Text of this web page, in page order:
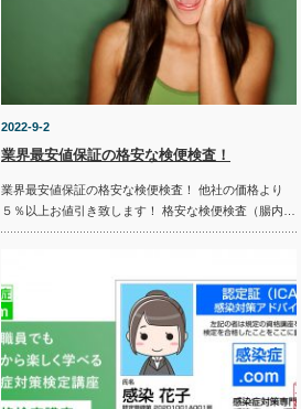
2022-9-2
業界最安値保証の格安な検便検査！
業界最安値保証の格安な検便検査！ 他社の価格より
５％以上お値引き致します！ 格安な検便検査（腸内…